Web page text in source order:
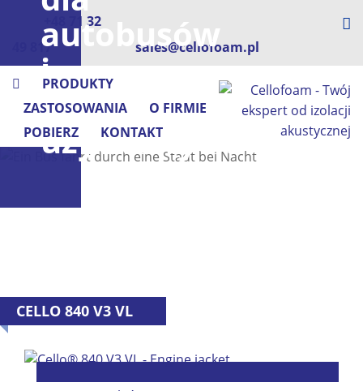
+48 71 32
49 817
sales@cellofoam.pl
PRODUKTY
ZASTOSOWANIA
O FIRMIE
POBIERZ
KONTAKT
autobusów
i
pojazdów
użytkowych
CELLO 840 V3 VL